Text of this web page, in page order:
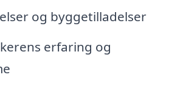
og byggetilladelser
erfaring og